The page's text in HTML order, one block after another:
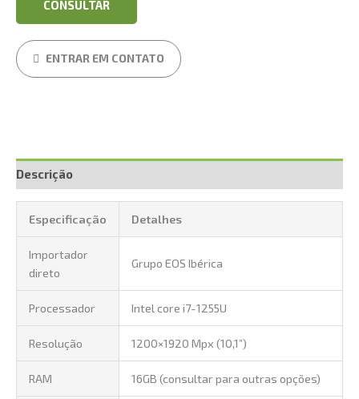
CONSULTAR
ENTRAR EM CONTATO
Descrição
Especificação Detalhes
Importador
direto
Grupo EOS Ibérica
Processador Intel core i7-1255U
Resolução 1200×1920 Mpx (10,1”)
RAM 16GB (consultar para outras opções)